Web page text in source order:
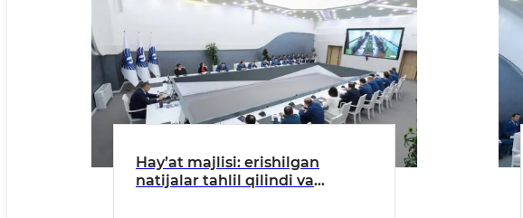
Hayʼat majlisi: erishilgan
natijalar tahlil qilindi va